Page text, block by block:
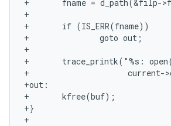
+       fname = d_path(&filp-
+
+       if (IS_ERR(fname))
+               goto out;
+
+       trace_printk("%s:
+                     current-
+out:
+       kfree(buf);
+}
+